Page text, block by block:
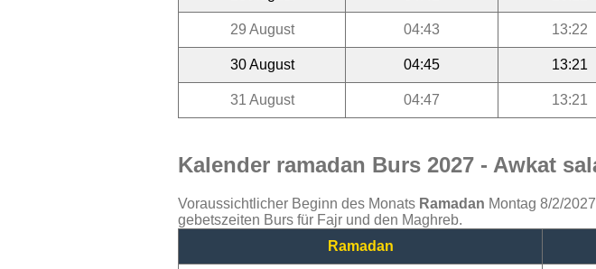
29 August 04:43 13:22
30 August 04:45 13:21
31 August 04:47 13:21
Kalender ramadan Burs 2027 - Awkat
Voraussichtlicher Beginn des Monats Ramadan Montag 8/2/
gebetszeiten Burs für Fajr und den Maghreb.
Ramadan